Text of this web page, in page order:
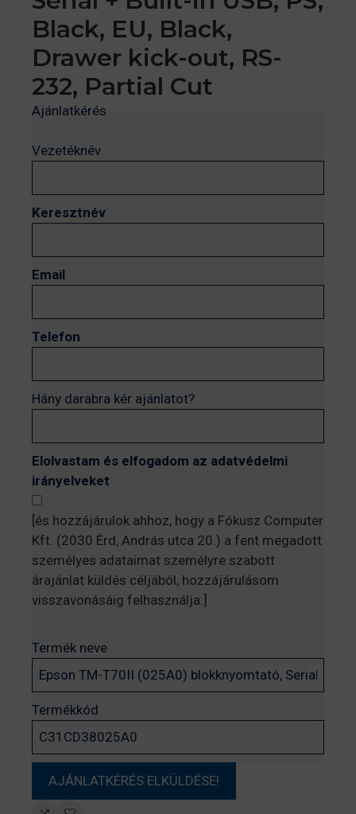
Black, EU, Black,
Drawer kick-out, RS-
232, Partial Cut
Ajánlatkérés
Vezetéknév
Keresztnév
Email
Telefon
Hány darabra kér ajánlatot?
Elolvastam és elfogadom az adatvédelmi
irányelveket
[és hozzájárulok ahhoz, hogy a Fókusz Computer
Kft. (2030 Érd, András utca 20.) a fent megadott
személyes adataimat személyre szabott
árajánlat küldés céljából, hozzájárulásom
visszavonásáig felhasználja.]
Termék neve
Termékkód